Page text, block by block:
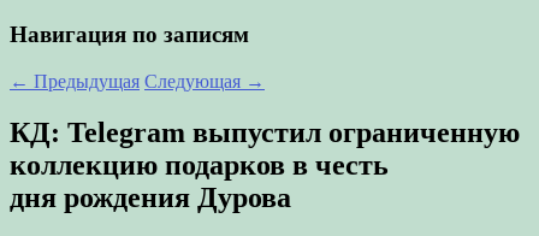
Навигация по записям
← Предыдущая Следующая →
КД: Telegram выпустил ограниченную
коллекцию подарков в честь
дня рождения Дурова